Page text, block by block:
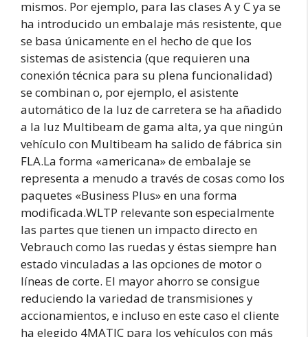
mismos. Por ejemplo, para las clases A y C ya se
ha introducido un embalaje más resistente, que
se basa únicamente en el hecho de que los
sistemas de asistencia (que requieren una
conexión técnica para su plena funcionalidad)
se combinan o, por ejemplo, el asistente
automático de la luz de carretera se ha añadido
a la luz Multibeam de gama alta, ya que ningún
vehículo con Multibeam ha salido de fábrica sin
FLA.La forma «americana» de embalaje se
representa a menudo a través de cosas como los
paquetes «Business Plus» en una forma
modificada.WLTP relevante son especialmente
las partes que tienen un impacto directo en
Vebrauch como las ruedas y éstas siempre han
estado vinculadas a las opciones de motor o
líneas de corte. El mayor ahorro se consigue
reduciendo la variedad de transmisiones y
accionamientos, e incluso en este caso el cliente
ha elegido 4MATIC para los vehículos con más